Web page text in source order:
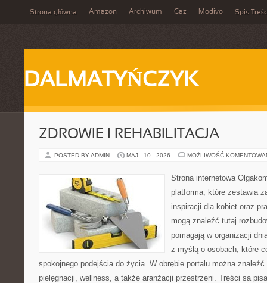
Strona główna Amazon Archiwum Gaz Modivo Spis
DALMATYŃCZYK
ZDROWIE I REHABILITACJA
POSTED BY ADMIN MAJ - 10 - 2026 MOŻLIWOŚĆ
Strona internetowa
platforma, które zestawia
inspiracji dla kobiet oraz
mogą znaleźć tutaj
pomagają w organizacji
z myślą o osobach, które
spokojnego podejścia do życia. W obrębie portalu można
pielęgnacji, wellness, a także aranżacji przestrzeni. Treści są